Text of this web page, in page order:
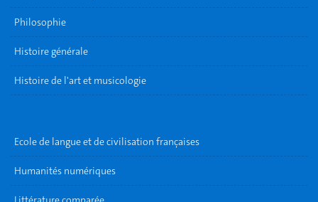
Philosophie
Histoire générale
Histoire de l'art et musicologie
Ecole de langue et de civilisation françaises
Humanités numériques